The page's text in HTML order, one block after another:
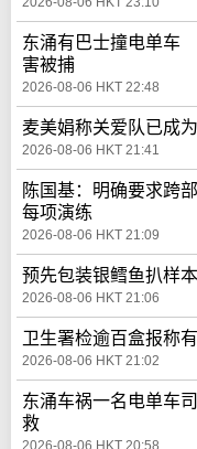
东涌有巴士撞电单车
害被捕
2026-08-06 HKT 22:48
麦美娟称关爱队已成
2026-08-06 HKT 21:41
陈国基：明确要求跨
每项演练
2026-08-06 HKT 21:09
预先包装银鳕鱼扒样
2026-08-06 HKT 21:06
卫生署检逾百盒报称
2026-08-06 HKT 21:02
东涌车祸一名电单车
救
2026-08-06 HKT 20:58